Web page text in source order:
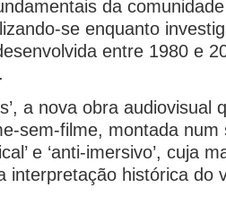
da
se enquanto
entre 1980 e
a nova obra audiovisual
sem-filme, montada num
e ‘anti-imersivo’, cuja
interpretação histórica do